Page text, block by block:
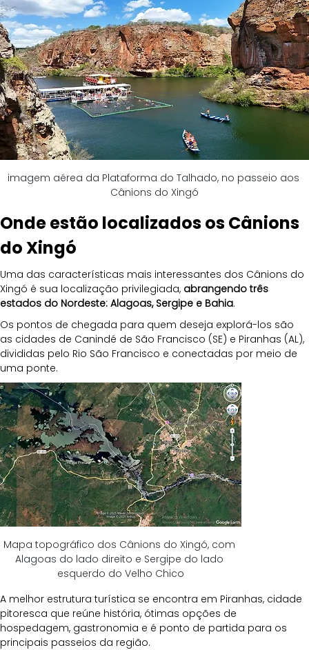
imagem aérea da Plataforma do Talhado, no passeio aos
Cânions do Xingó
Onde estão localizados os Cânions
do Xingó
Uma das características mais interessantes dos Cânions do
Xingó é sua localização privilegiada, abrangendo três
estados do Nordeste: Alagoas, Sergipe e Bahia.
Os pontos de chegada para quem deseja explorá-los são
as cidades de Canindé de São Francisco (SE) e Piranhas (AL),
divididas pelo Rio São Francisco e conectadas por meio de
uma ponte.
Mapa topográfico dos Cânions do Xingó, com
Alagoas do lado direito e Sergipe do lado
esquerdo do Velho Chico
A melhor estrutura turística se encontra em Piranhas, cidade
pitoresca que reúne história, ótimas opções de
hospedagem, gastronomia e é ponto de partida para os
principais passeios da região.